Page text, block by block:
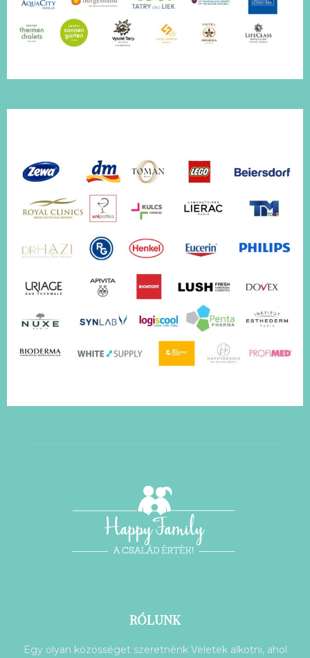
RÓLUNK
Egy olyan közösséget szeretnénk Veletek alkotni, ahol